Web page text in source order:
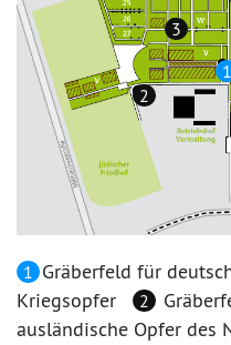
1
2
3
1 Gräberfeld für
Kriegsopfer
2
ausländische Opfer des